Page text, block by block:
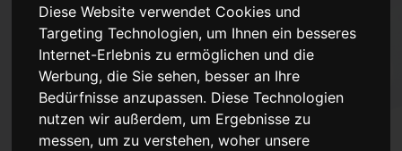
Diese Website verwendet Cookies und
Targeting Technologien, um Ihnen ein besseres
Internet-Erlebnis zu ermöglichen und die
Werbung, die Sie sehen, besser an Ihre
Bedürfnisse anzupassen. Diese Technologien
nutzen wir außerdem, um Ergebnisse zu
messen, um zu verstehen, woher unsere
TG Rheingönheim -
Herren III - 2:9vom 13.03.2004
18:00 Uhr